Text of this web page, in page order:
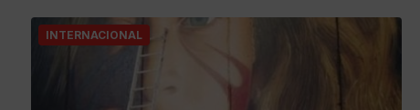
INTERNACIONAL